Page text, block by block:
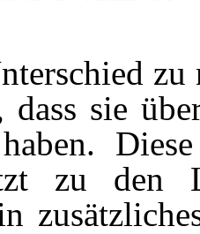
zu
dass sie
zu den